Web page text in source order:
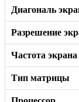
Диагональ
Разрешение
Частота экрана
Тип матрицы